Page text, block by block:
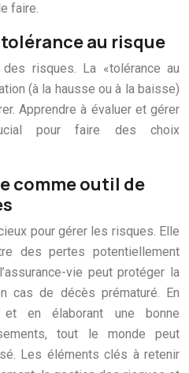
faire.
au risque
risques. La «tolérance au
(à la hausse ou à la baisse)
Apprendre à évaluer et gérer
pour faire des choix
comme outil de
pour gérer les risques. Elle
des pertes potentiellement
vie peut protéger la
cas de décès prématuré. En
et en élaborant une bonne
tout le monde peut
Les éléments clés à retenir